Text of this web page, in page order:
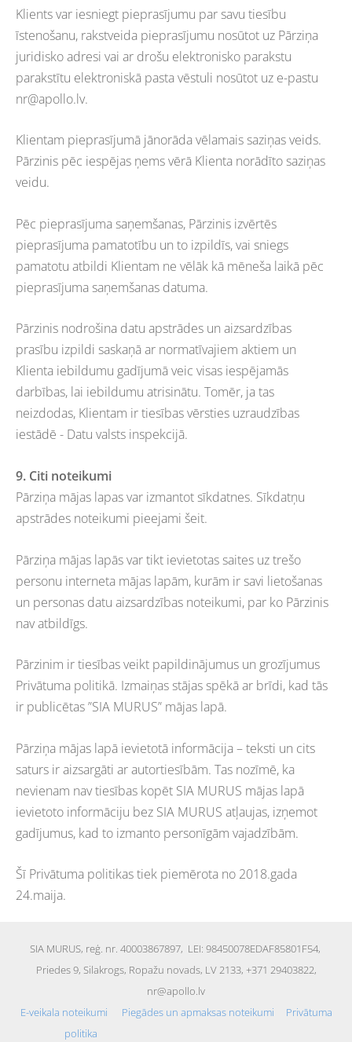
Klients var iesniegt pieprasījumu par savu tiesību
īstenošanu, rakstveida pieprasījumu nosūtot uz Pārziņa
juridisko adresi vai ar drošu elektronisko parakstu
parakstītu elektroniskā pasta vēstuli nosūtot uz e-pastu
nr@apollo.lv.
Klientam pieprasījumā jānorāda vēlamais saziņas veids.
Pārzinis pēc iespējas ņems vērā Klienta norādīto saziņas
veidu.
Pēc pieprasījuma saņemšanas, Pārzinis izvērtēs
pieprasījuma pamatotību un to izpildīs, vai sniegs
pamatotu atbildi Klientam ne vēlāk kā mēneša laikā pēc
pieprasījuma saņemšanas datuma.
Pārzinis nodrošina datu apstrādes un aizsardzības
prasību izpildi saskaņā ar normatīvajiem aktiem un
Klienta iebildumu gadījumā veic visas iespējamās
darbības, lai iebildumu atrisinātu. Tomēr, ja tas
neizdodas, Klientam ir tiesības vērsties uzraudzības
iestādē - Datu valsts inspekcijā.
9. Citi noteikumi
Pārziņa mājas lapas var izmantot sīkdatnes. Sīkdatņu
apstrādes noteikumi pieejami šeit.
Pārziņa mājas lapās var tikt ievietotas saites uz trešo
personu interneta mājas lapām, kurām ir savi lietošanas
un personas datu aizsardzības noteikumi, par ko Pārzinis
nav atbildīgs.
Pārzinim ir tiesības veikt papildinājumus un grozījumus
Privātuma politikā. Izmaiņas stājas spēkā ar brīdi, kad tās
ir publicētas ”SIA MURUS” mājas lapā.
Pārziņa mājas lapā ievietotā informācija – teksti un cits
saturs ir aizsargāti ar autortiesībām. Tas nozīmē, ka
nevienam nav tiesības kopēt SIA MURUS mājas lapā
ievietoto informāciju bez SIA MURUS atļaujas, izņemot
gadījumus, kad to izmanto personīgām vajadzībām.
Šī Privātuma politikas tiek piemērota no 2018.gada
24.maija.
SIA MURUS, reģ. nr. 40003867897, LEI: 98450078EDAF85801F54,
Priedes 9, Silakrogs, Ropažu novads, LV 2133, +371 29403822,
nr@apollo.lv
E-veikala noteikumi
Piegādes un apmaksas noteikumi
Privātuma
politika